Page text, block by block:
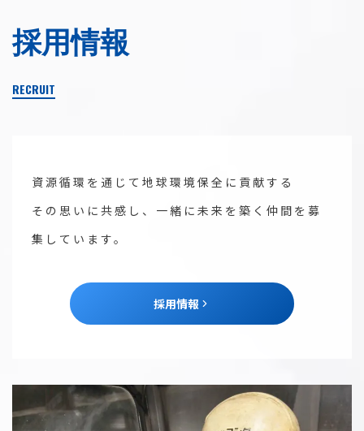
採用情報
RECRUIT
資源循環を通じて地球環境保全に貢献する
その思いに共感し、一緒に未来を築く仲間を募
集しています。
採用情報